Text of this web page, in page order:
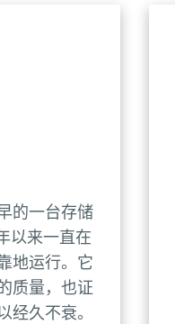
的一台存储
以来一直在
地运行。它
质量，也证
经久不衰。